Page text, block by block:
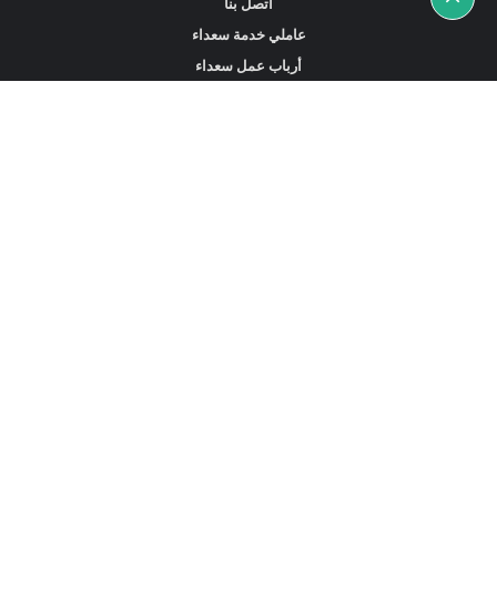
اتصل بنا
عاملي خدمة سعداء
أرباب عمل سعداء